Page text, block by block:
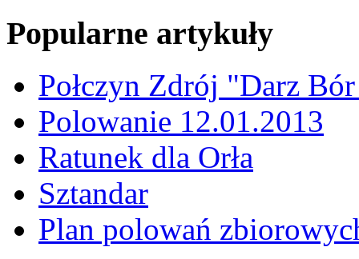
Popularne artykuły
Połczyn Zdrój "Darz
Polowanie 12.01.2013
Ratunek dla Orła
Sztandar
Plan polowań